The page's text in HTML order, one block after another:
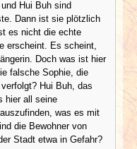
Hui Buh sind
Dann ist sie plötzlich
es nicht die echte
erscheint. Es scheint,
Doch was ist hier
falsche Sophie, die
Hui Buh, das
hier all seine
was es mit
die Bewohner von
Stadt etwa in Gefahr?